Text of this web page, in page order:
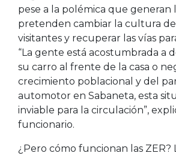
pese a la polémica que generan
pretenden cambiar la cultura
visitantes y recuperar las vías
“La gente está acostumbrada a
su carro al frente de la casa o
crecimiento poblacional y del
automotor en Sabaneta, esta
inviable para la circulación”,
funcionario.
¿Pero cómo funcionan las ZER?